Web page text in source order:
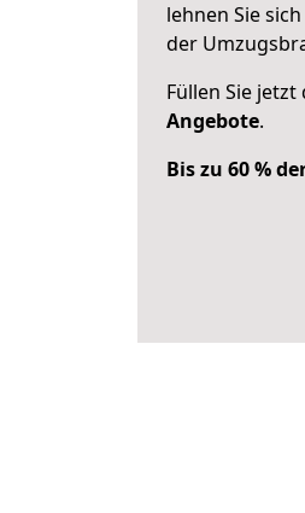
lehnen Sie
der
Füllen Sie
Angebote.
Bis zu 60 %